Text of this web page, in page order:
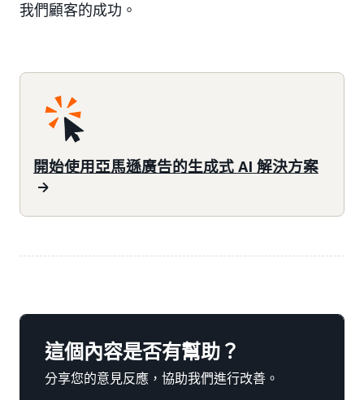
我們顧客的成功。
開始使用亞馬遜廣告的生成式 AI 解決方案
這個內容是否有幫助？
分享您的意見反應，協助我們進行改善。